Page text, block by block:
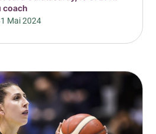
coach
Mai 2024